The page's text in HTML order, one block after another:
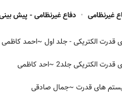
غیرنظامی • دفاع غیرنظامی - پیش
الکتریکی - جلد اول ~احمد کاظمی
الکتریکی جلد2 ~احد کاظمی
های قدرت ~جمال صادقی